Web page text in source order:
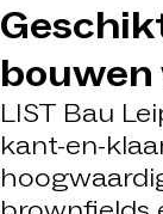
bouwen
LIST Bau
kant-en-